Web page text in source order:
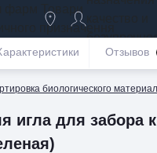
биологического
игла для забора
Отзывов